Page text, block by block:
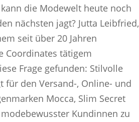
die Modewelt heute noch
nächsten jagt? Jutta Leibfried,
seit über 20 Jahren
Coordinates tätigem
Frage gefunden: Stilvolle
für den Versand-, Online- und
Mocca, Slim Secret
Kundinnen zu